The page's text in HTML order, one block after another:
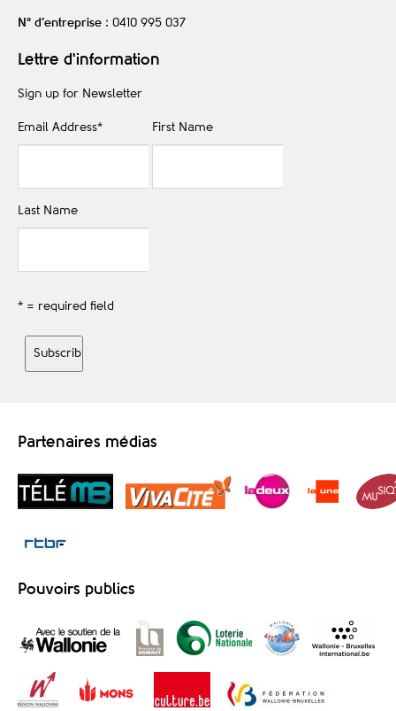
N° d’entreprise : 0410 995 037
Lettre d'information
Sign up for Newsletter
Email Address* First Name
Last Name
* = required field
Partenaires médias
Pouvoirs publics